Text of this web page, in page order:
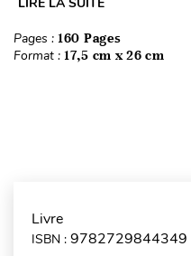
Pages : 160 Pages
Format : 17,5 cm x 26 cm
Livre
ISBN : 9782729844349